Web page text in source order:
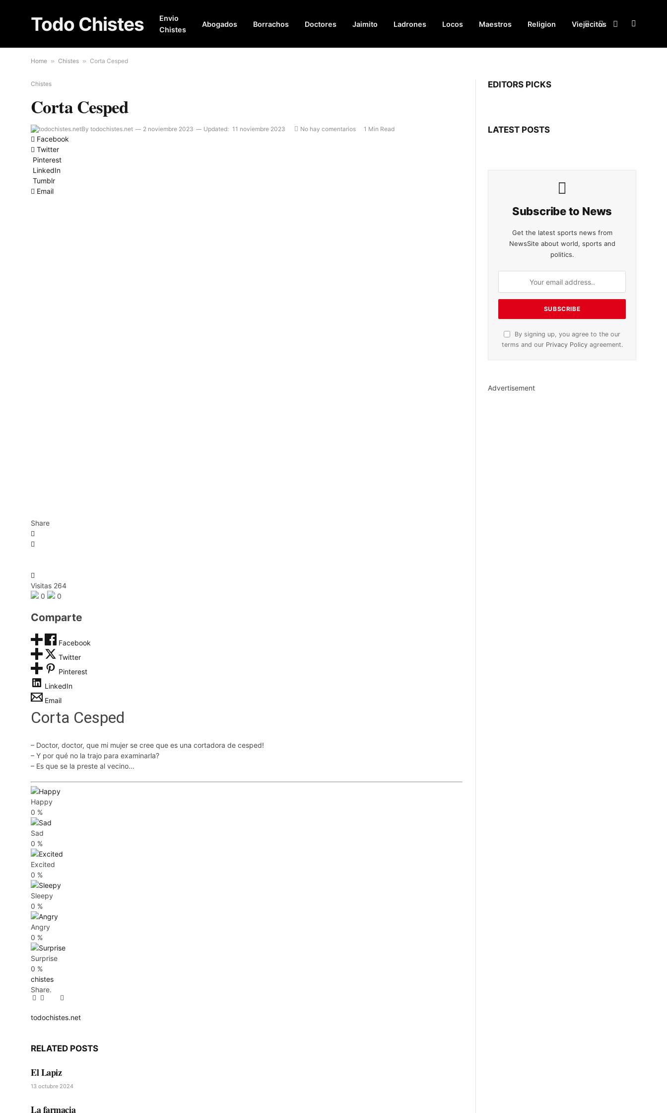
Todo Chistes
Envio
Chistes
Abogados Borrachos Doctores Jaimito Ladrones Locos Maestros Religion Viejecitos
Facebook
X
Instagram
Home » Chistes » Corta Cesped
Chistes
Corta Cesped
By todochistes.net 2 noviembre 2023 Updated: 11 noviembre 2023 No hay comentarios 1 Min Read
Facebook
Twitter
Pinterest
LinkedIn
Tumblr
Email
Share
Visitas 264
0
0
Comparte
Facebook
Twitter
Pinterest
LinkedIn
Email
Corta Cesped
– Doctor, doctor, que mi mujer se cree que es una cortadora de cesped!
– Y por qué no la trajo para examinarla?
– Es que se la preste al vecino…
Happy
0 %
Sad
0 %
Excited
0 %
Sleepy
0 %
Angry
0 %
Surprise
0 %
chistes
Share.
Facebook
Twitter
Pinterest
LinkedIn
Tumblr
Email
todochistes.net
RELATED POSTS
El Lapiz
13 octubre 2024
La farmacia
EDITORS PICKS
LATEST POSTS
Subscribe to News
Get the latest sports news from
NewsSite about world, sports and
politics.
By signing up, you agree to the our
terms and our Privacy Policyagreement.
Advertisement